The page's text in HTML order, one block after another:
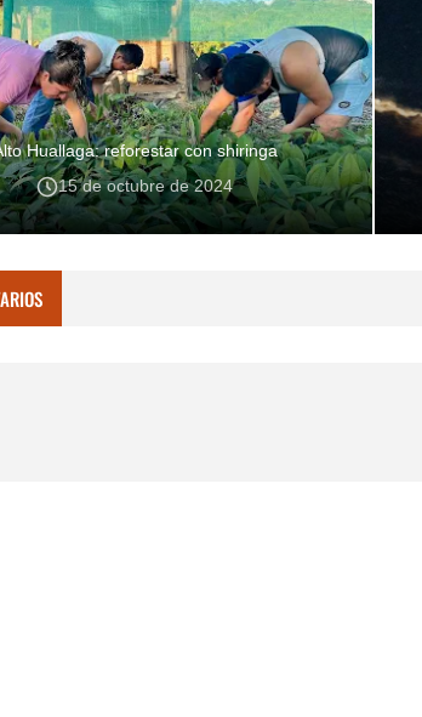
Huallaga: reforestar con shiringa
15 de octubre de 2024